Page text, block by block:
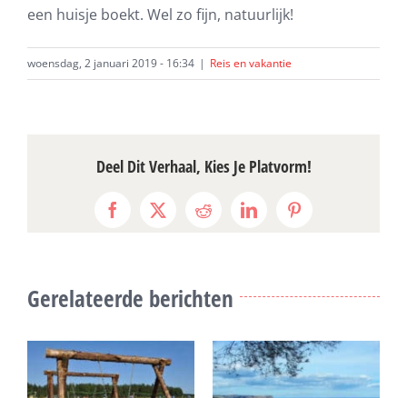
een huisje boekt. Wel zo fijn, natuurlijk!
woensdag, 2 januari 2019 - 16:34 | Reis en vakantie
Deel Dit Verhaal, Kies Je Platvorm!
Facebook
X RedditLinkedInPinterest
Gerelateerde berichten